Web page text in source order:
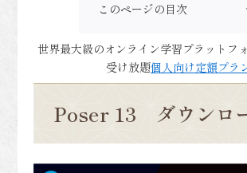
このページの目次
世界最大級のオンライン学習プラットフ
受け放題個人向け定額プラ
Poser 13 ダウンロ